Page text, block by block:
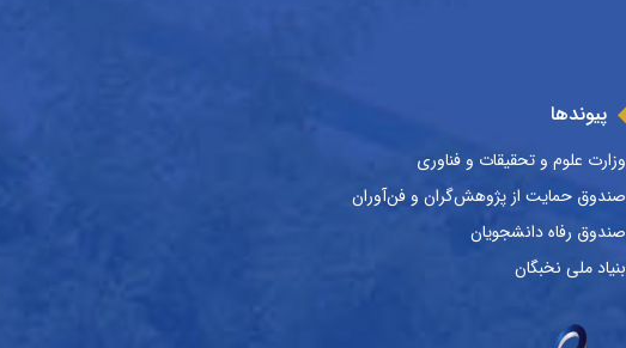
پیوندها
وزارت علوم و تحقیقات و فناوری
صندوق حمایت از پژوهش‌گران و فن‌آوران
صندوق رفاه دانشجویان
بنیاد ملی نخبگان